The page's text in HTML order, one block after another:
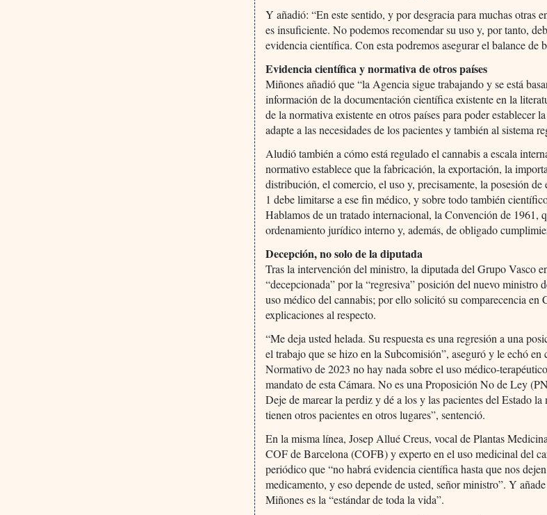
Y añadió: “En este sentido, y por desgracia para muchas otras
es insuficiente. No podemos recomendar su uso y, por tanto,
evidencia científica. Con esta podremos asegurar el balance de
Evidencia científica y normativa de otros países
Miñones añadió que “la Agencia sigue trabajando y se está
información de la documentación científica existente en la
de la normativa existente en otros países para poder establecer
adapte a las necesidades de los pacientes y también al sistema
Aludió también a cómo está regulado el cannabis a escala
normativo establece que la fabricación, la exportación, la
distribución, el comercio, el uso y, precisamente, la posesión de
1 debe limitarse a ese fin médico, y sobre todo también
Hablamos de un tratado internacional, la Convención de 1961,
ordenamiento jurídico interno y, además, de obligado
Decepción, no solo de la diputada
Tras la intervención del ministro, la diputada del Grupo Vasco
“decepcionada” por la “regresiva” posición del nuevo ministro
uso médico del cannabis; por ello solicitó su comparecencia en
explicaciones al respecto.
“Me deja usted helada. Su respuesta es una regresión a una
el trabajo que se hizo en la Subcomisión”, aseguró y le echó en
Normativo de 2023 no hay nada sobre el uso médico-
mandato de esta Cámara. No es una Proposición No de Ley
Deje de marear la perdiz y dé a los y las pacientes del Estado
tienen otros pacientes en otros lugares”, sentenció.
En la misma línea, Josep Allué Creus, vocal de Plantas
COF de Barcelona (COFB) y experto en el uso medicinal del
periódico que “no habrá evidencia científica hasta que nos
medicamento, y eso depende de usted, señor ministro”. Y
Miñones es la “estándar de toda la vida”.